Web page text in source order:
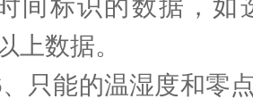
间标识的数据，如
上数据。
能的温湿度和零点